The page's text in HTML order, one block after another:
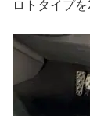
ロトタイプ